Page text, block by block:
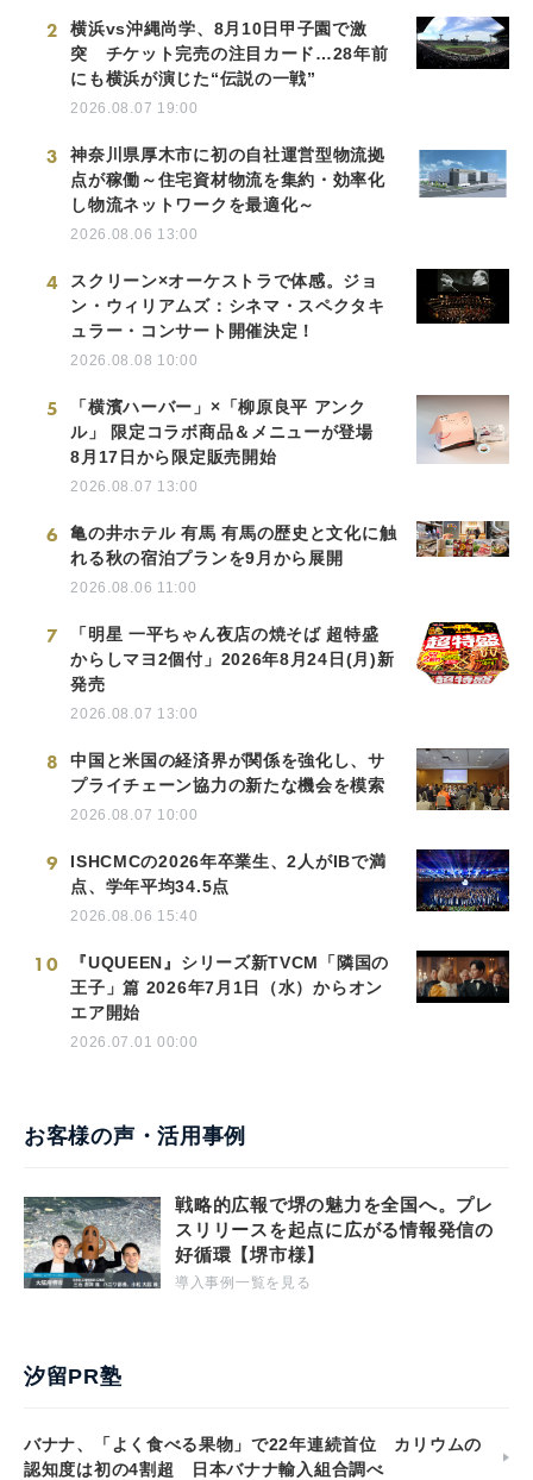
2
横浜vs沖縄尚学、8月10日甲子園で激
突 チケット完売の注目カード…28年前
にも横浜が演じた“伝説の一戦”
2026.08.07 19:00
3
神奈川県厚木市に初の自社運営型物流拠
点が稼働～住宅資材物流を集約・効率化
し物流ネットワークを最適化～
2026.08.06 13:00
4
スクリーン×オーケストラで体感。ジョ
ン・ウィリアムズ：シネマ・スペクタキ
ュラー・コンサート開催決定！
2026.08.08 10:00
5
「横濱ハーバー」×「柳原良平 アンク
ル」 限定コラボ商品＆メニューが登場
8月17日から限定販売開始
2026.08.07 13:00
6
亀の井ホテル 有馬 有馬の歴史と文化に触
れる秋の宿泊プランを9月から展開
2026.08.06 11:00
7
「明星 一平ちゃん夜店の焼そば 超特盛
からしマヨ2個付」2026年8月24日(月)新
発売
2026.08.07 13:00
8
中国と米国の経済界が関係を強化し、サ
プライチェーン協力の新たな機会を模索
2026.08.07 10:00
9
ISHCMCの2026年卒業生、2人がIBで満
点、学年平均34.5点
2026.08.06 15:40
10
『UQUEEN』シリーズ新TVCM「隣国の
王子」篇 2026年7月1日（水）からオン
エア開始
2026.07.01 00:00
お客様の声・活用事例
戦略的広報で堺の魅力を全国へ。プレ
スリリースを起点に広がる情報発信の
好循環【堺市様】
導入事例一覧を見る
汐留PR塾
バナナ、「よく食べる果物」で22年連続首位 カリウムの
認知度は初の4割超 日本バナナ輸入組合調べ